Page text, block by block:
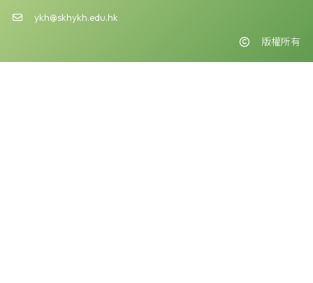
ykh@skhykh.edu.hk
版權所有